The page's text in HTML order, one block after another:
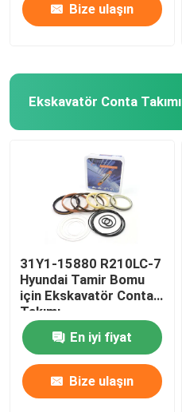
Bize ulaşın
Ekskavatör Conta Takımı
31Y1-15880 R210LC-7
Hyundai Tamir Bomu
için Ekskavatör Conta
Takımı
En iyi fiyat
Bize ulaşın